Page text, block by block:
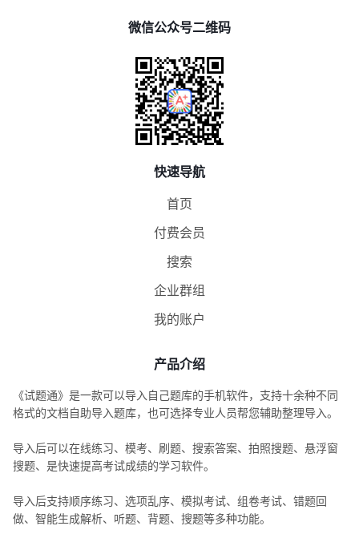
微信公众号二维码
快速导航
首页
付费会员
搜索
企业群组
我的账户
产品介绍
《试题通》是一款可以导入自己题库的手机软件，支持十余种不同
格式的文档自助导入题库，也可选择专业人员帮您辅助整理导入。
导入后可以在线练习、模考、刷题、搜索答案、拍照搜题、悬浮窗
搜题、是快速提高考试成绩的学习软件。
导入后支持顺序练习、选项乱序、模拟考试、组卷考试、错题回
做、智能生成解析、听题、背题、搜题等多种功能。